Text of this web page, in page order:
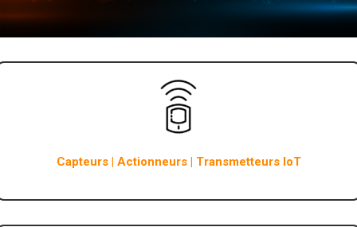
Capteurs | Actionneurs | Transmetteurs IoT